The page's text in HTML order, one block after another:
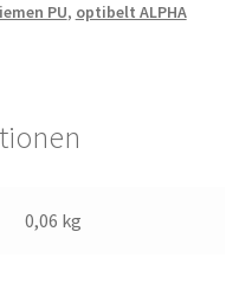
PU, optibelt ALPHA
0,06 kg